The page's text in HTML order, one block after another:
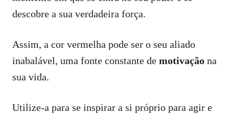
descobre a sua verdadeira força.
Assim, a cor vermelha pode ser o seu aliado
inabalável, uma fonte constante de motivação na
sua vida.
Utilize-a para se inspirar a si próprio para agir e